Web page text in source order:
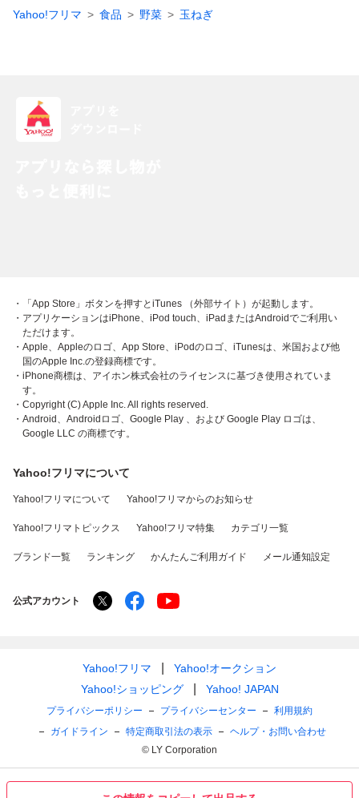
Yahoo!フリマ 食品 野菜 玉ねぎ
・「App Store」ボタンを押すとiTunes （外部サイト）が起動します。
・アプリケーションはiPhone、iPod touch、iPadまたはAndroidでご利用い
ただけます。
・Apple、Appleのロゴ、App Store、iPodのロゴ、iTunesは、米国および他
国のApple Inc.の登録商標です。
・iPhone商標は、アイホン株式会社のライセンスに基づき使用されていま
す。
・Copyright (C) Apple Inc. All rights reserved.
・Android、Androidロゴ、Google Play 、および Google Play ロゴは、
Google LLC の商標です。
Yahoo!フリマについて
Yahoo!フリマについて Yahoo!フリマからのお知らせ
Yahoo!フリマトピックス Yahoo!フリマ特集 カテゴリ一覧
ブランド一覧 ランキング かんたんご利用ガイド メール通知設定
公式アカウント
Yahoo!フリマ
Yahoo!オークション
Yahoo!ショッピング
Yahoo! JAPAN
プライバシーポリシー プライバシーセンター
利用規約
ガイドライン
特定商取引法の表示
ヘルプ・お問い合わせ
© LY Corporation